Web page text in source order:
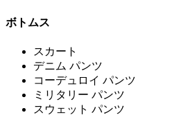
ボトムス
スカート
デニム パンツ
コーデュロイ パンツ
ミリタリー パンツ
スウェット パンツ